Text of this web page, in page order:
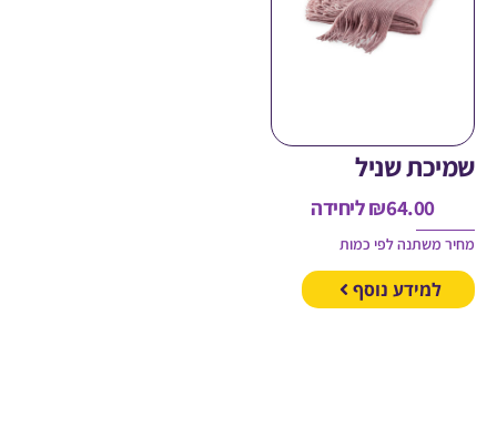
שניל
₪ליחידה
לפי כמות
נוסף